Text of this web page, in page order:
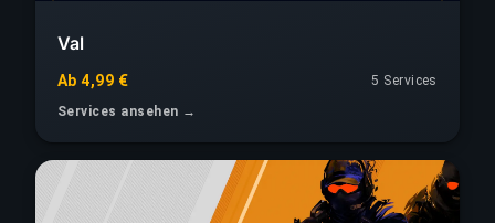
Val
Ab 4,99 €
5 Services
Services ansehen →